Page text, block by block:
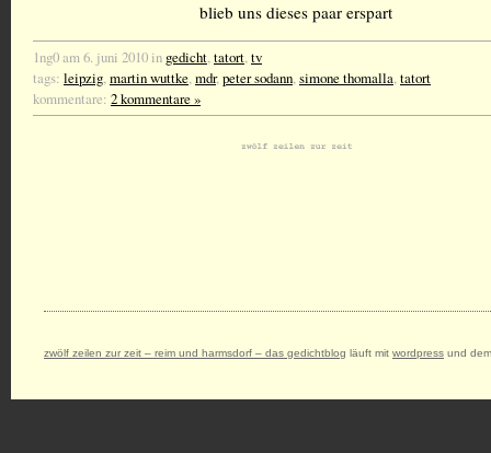
blieb uns dieses paar erspart
1ng0 am 6. juni 2010 in gedicht,tatort,tv
tags: leipzig,martin wuttke,mdr,peter sodann,simone thomalla,tatort
kommentare: 2 kommentare »
zwölf zeilen zur zeit – reim und harmsdorf – das gedichtblog läuft mit wordpress und